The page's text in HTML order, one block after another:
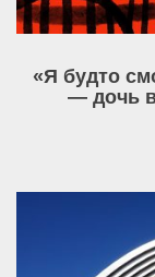
«Я будто
— дочь